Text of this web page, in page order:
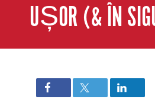
UȘOR (& ÎN